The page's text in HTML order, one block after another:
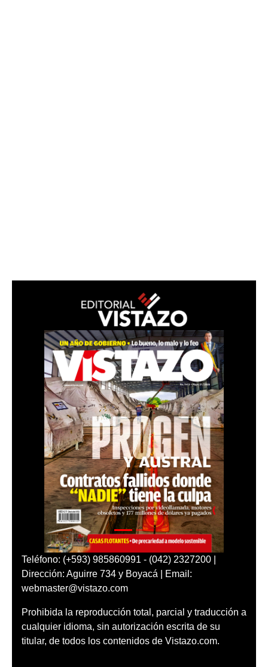
Teléfono: (+593) 985860991 - (042) 2327200 |
Dirección: Aguirre 734 y Boyacá | Email:
webmaster@vistazo.com
Prohibida la reproducción total, parcial y traducción a
cualquier idioma, sin autorización escrita de su
titular, de todos los contenidos de Vistazo.com.